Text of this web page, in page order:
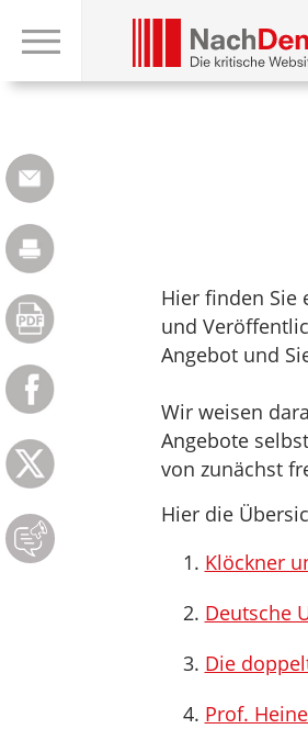
Hier finden Sie
und
Angebot und
Wir weisen
Angebote
von zunächst
Hier die
Klöckner
Deutsche
Die
Prof.